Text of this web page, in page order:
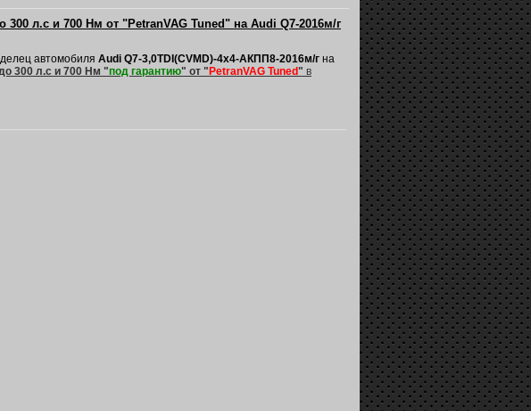
300 л.с и 700 Нм от "PetranVAG Tuned" на Audi Q7-2016м/г
автомобиля Audi Q7-3,0TDI(CVMD)-4х4-АКПП8-2016м/г на
300 л.с и 700 Нм "под гарантию" от " PetranVAG Tuned" в